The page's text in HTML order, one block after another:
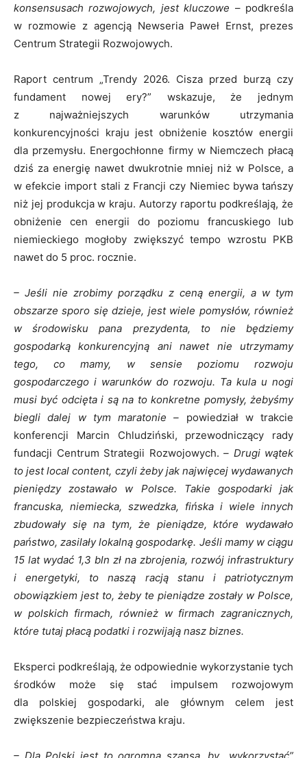
konsensusach rozwojowych, jest kluczowe – podkreśla
w rozmowie z agencją Newseria Paweł Ernst, prezes
Centrum Strategii Rozwojowych.
Raport centrum „Trendy 2026. Cisza przed burzą czy
fundament nowej ery?” wskazuje, że jednym
z najważniejszych warunków utrzymania
konkurencyjności kraju jest obniżenie kosztów energii
dla przemysłu. Energochłonne firmy w Niemczech płacą
dziś za energię nawet dwukrotnie mniej niż w Polsce, a
w efekcie import stali z Francji czy Niemiec bywa tańszy
niż jej produkcja w kraju. Autorzy raportu podkreślają, że
obniżenie cen energii do poziomu francuskiego lub
niemieckiego mogłoby zwiększyć tempo wzrostu PKB
nawet do 5 proc. rocznie.
– Jeśli nie zrobimy porządku z ceną energii, a w tym
obszarze sporo się dzieje, jest wiele pomysłów, również
w środowisku pana prezydenta, to nie będziemy
gospodarką konkurencyjną ani nawet nie utrzymamy
tego, co mamy, w sensie poziomu rozwoju
gospodarczego i warunków do rozwoju. Ta kula u nogi
musi być odcięta i są na to konkretne pomysły, żebyśmy
biegli dalej w tym maratonie – powiedział w trakcie
konferencji Marcin Chludziński, przewodniczący rady
fundacji Centrum Strategii Rozwojowych. – Drugi wątek
to jest local content, czyli żeby jak najwięcej wydawanych
pieniędzy zostawało w Polsce. Takie gospodarki jak
francuska, niemiecka, szwedzka, fińska i wiele innych
zbudowały się na tym, że pieniądze, które wydawało
państwo, zasilały lokalną gospodarkę. Jeśli mamy w ciągu
15 lat wydać 1,3 bln zł na zbrojenia, rozwój infrastruktury
i energetyki, to naszą racją stanu i patriotycznym
obowiązkiem jest to, żeby te pieniądze zostały w Polsce,
w polskich firmach, również w firmach zagranicznych,
które tutaj płacą podatki i rozwijają nasz biznes.
Eksperci podkreślają, że odpowiednie wykorzystanie tych
środków może się stać impulsem rozwojowym
dla polskiej gospodarki, ale głównym celem jest
zwiększenie bezpieczeństwa kraju.